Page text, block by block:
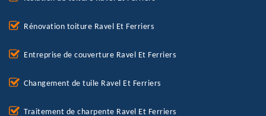
Rénovation toiture Ravel Et Ferriers
Entreprise de couverture Ravel Et Ferriers
Changement de tuile Ravel Et Ferriers
Traitement de charpente Ravel Et Ferriers